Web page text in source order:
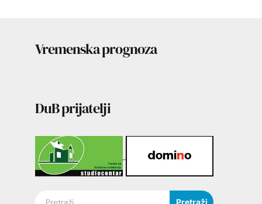
Vremenska prognoza
DuB prijatelji
Pretraži